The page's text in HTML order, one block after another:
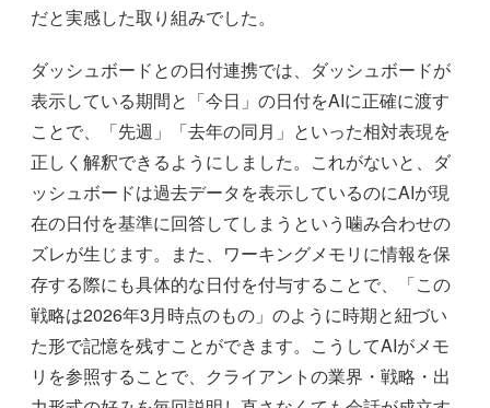
だと実感した取り組みでした。
ダッシュボードとの日付連携では、ダッシュボードが
表示している期間と「今日」の日付をAIに正確に渡す
ことで、「先週」「去年の同月」といった相対表現を
正しく解釈できるようにしました。これがないと、ダ
ッシュボードは過去データを表示しているのにAIが現
在の日付を基準に回答してしまうという噛み合わせの
ズレが生じます。また、ワーキングメモリに情報を保
存する際にも具体的な日付を付与することで、「この
戦略は2026年3月時点のもの」のように時期と紐づい
た形で記憶を残すことができます。こうしてAIがメモ
リを参照することで、クライアントの業界・戦略・出